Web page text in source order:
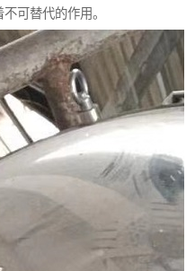
可替代的作用。